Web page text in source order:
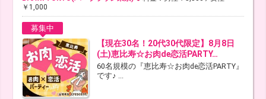
￥1,000
募集中
【現在30名！20代30代限定】8月8日
(土)恵比寿☆お肉de恋活PARTY…
60名規模の『恵比寿☆お肉de恋活PARTY』
です♪ ...